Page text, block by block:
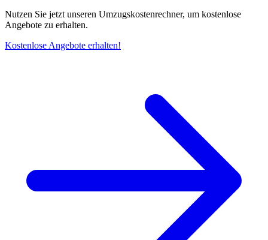
Nutzen Sie jetzt unseren Umzugskostenrechner, um kostenlose
Angebote zu erhalten.
Kostenlose Angebote erhalten!